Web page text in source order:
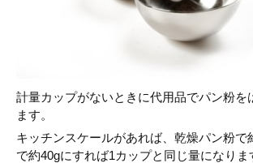
計量カップがないときに代用品でパン粉を
ます。
キッチンスケールがあれば、乾燥パン粉で
で約40gにすれば1カップと同じ量になりま